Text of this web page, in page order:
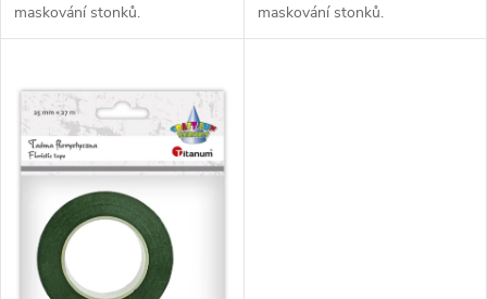
maskování stonků.
maskování stonků.